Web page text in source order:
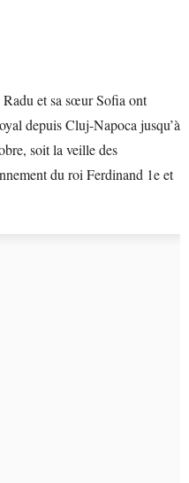
et sa sœur Sofia ont
depuis Cluj-Napoca jusqu’à
soit la veille des
du roi Ferdinand 1e et